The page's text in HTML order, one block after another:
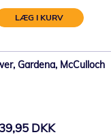
LÆG I KURV
Gardena, McCulloch
39,95 DKK